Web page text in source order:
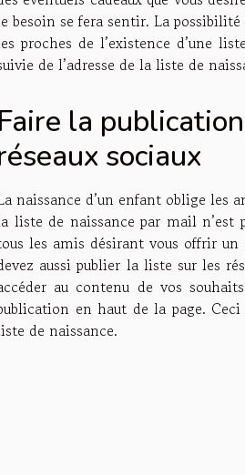
besoin se fera sentir. La
proches de l’existence d’une
de l’adresse de la liste de
Faire la
sociaux
naissance d’un enfant oblige les
liste de naissance par mail n’est
les amis désirant vous offrir un
aussi publier la liste sur les
au contenu de vos
en haut de la page.
de naissance.